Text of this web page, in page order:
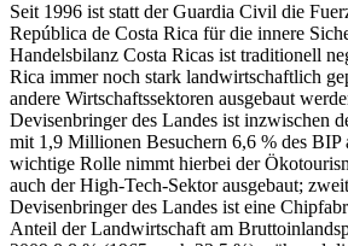
Seit 1996 ist statt der Guardia Civil die
República de Costa Rica für die innere
Handelsbilanz Costa Ricas ist traditionell
Rica immer noch stark landwirtschaftlich
andere Wirtschaftssektoren ausgebaut
Devisenbringer des Landes ist inzwischen
mit 1,9 Millionen Besuchern 6,6 % des BIP
wichtige Rolle nimmt hierbei der
auch der High-Tech-Sektor ausgebaut;
Devisenbringer des Landes ist eine
Anteil der Landwirtschaft am